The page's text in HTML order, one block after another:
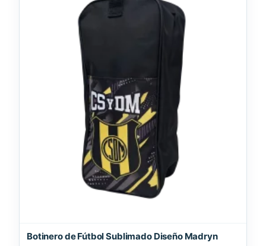
Botinero de Fútbol Sublimado Diseño Madryn